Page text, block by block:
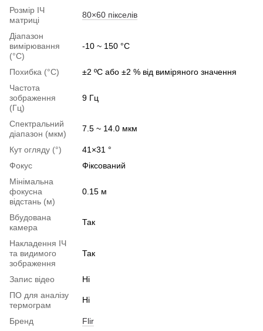
Розмір ІЧ
матриці
80×60 пікселів
Діапазон
вимірювання
(°C)
-10 ~ 150 °C
Похибка (°C)
±2 ºC або ±2 % від виміряного значення
Частота
зображення
(Гц)
9 Гц
Спектральний
діапазон (мкм)
7.5 ~ 14.0 мкм
Кут огляду (°)
41×31 °
Фокус
Фіксований
Мінімальна
фокусна
відстань (м)
0.15 м
Вбудована
камера
Так
Накладення ІЧ
та видимого
зображення
Так
Запис відео
Ні
ПО для аналізу
термограм
Ні
Бренд
Flir